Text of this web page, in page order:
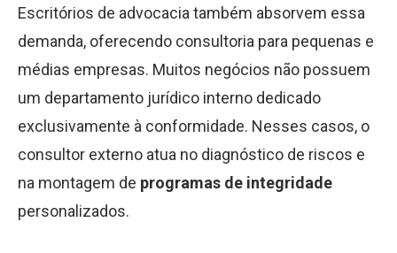
Escritórios de advocacia também absorvem essa
demanda, oferecendo consultoria para pequenas e
médias empresas. Muitos negócios não possuem
um departamento jurídico interno dedicado
exclusivamente à conformidade. Nesses casos, o
consultor externo atua no diagnóstico de riscos e
na montagem de programas de integridade
personalizados.